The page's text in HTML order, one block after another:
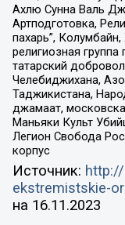
Ахлю Сунна Валь
Артподготовка,
пахарь”,
религиозная
татарский
Челебиджихана,
Таджикистана,
джамаат,
Маньяки Культ
Легион Свобода
корпус
Источник:
ekstremistskie-
на 16.11.2023